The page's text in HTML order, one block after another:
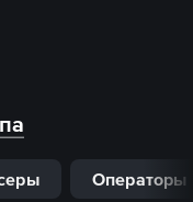
Операторы